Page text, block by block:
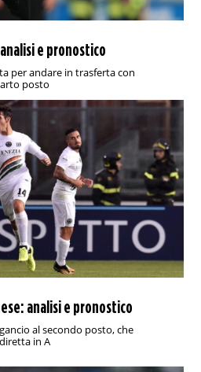
e pronostico
per andare in trasferta con
posto
analisi e pronostico
al secondo posto, che
in A